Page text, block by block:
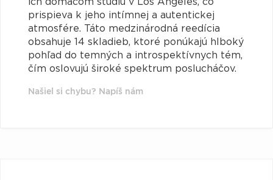
ich domácom štúdiu v Los Angeles, čo
prispieva k jeho intímnej a autentickej
atmosfére. Táto medzinárodná reedícia
obsahuje 14 skladieb, ktoré ponúkajú hlboký
pohľad do temných a introspektívnych tém,
čím oslovujú široké spektrum poslucháčov.
Našiel si chybu? Napíš nám